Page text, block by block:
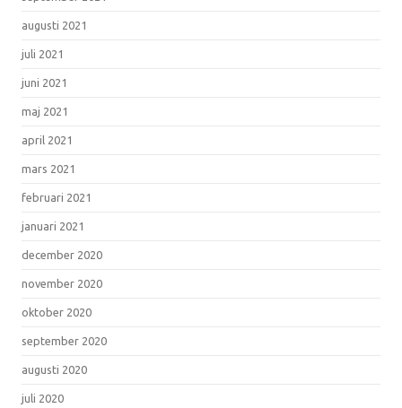
augusti 2021
juli 2021
juni 2021
maj 2021
april 2021
mars 2021
februari 2021
januari 2021
december 2020
november 2020
oktober 2020
september 2020
augusti 2020
juli 2020